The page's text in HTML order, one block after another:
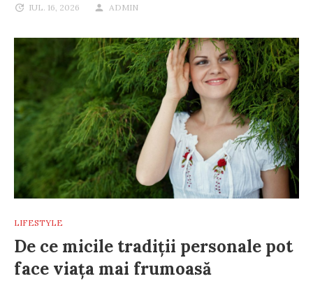
IUL. 16, 2026 ADMIN
LIFESTYLE
De ce micile tradiții personale pot
face viața mai frumoasă